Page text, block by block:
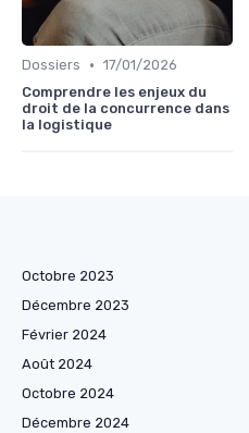
Dossiers • 17/01/2026
Comprendre les enjeux du
droit de la concurrence dans
la logistique
Octobre 2023
Décembre 2023
Février 2024
Août 2024
Octobre 2024
Décembre 2024